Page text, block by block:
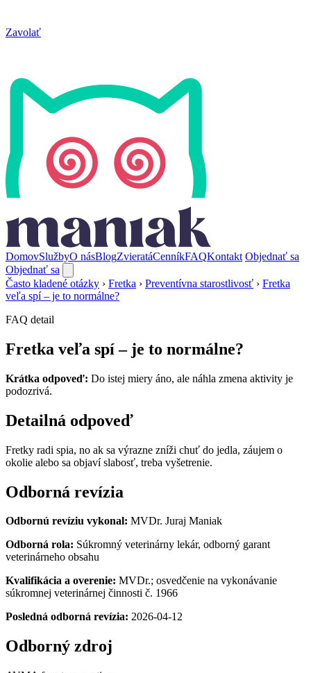
Zavolať
DomovSlužbyO násBlogZvieratáCenníkFAQKontakt Objednať sa
Objednať sa
Často kladené otázky › Fretka › Preventívna starostlivosť › Fretka
veľa spí – je to normálne?
FAQ detail
Fretka veľa spí – je to normálne?
Krátka odpoveď: Do istej miery áno, ale náhla zmena aktivity je
podozrivá.
Detailná odpoveď
Fretky radi spia, no ak sa výrazne zníži chuť do jedla, záujem o
okolie alebo sa objaví slabosť, treba vyšetrenie.
Odborná revízia
Odbornú revíziu vykonal: MVDr. Juraj Maniak
Odborná rola: Súkromný veterinárny lekár, odborný garant
veterinárneho obsahu
Kvalifikácia a overenie: MVDr.; osvedčenie na vykonávanie
súkromnej veterinárnej činnosti č. 1966
Posledná odborná revízia: 2026-04-12
Odborný zdroj